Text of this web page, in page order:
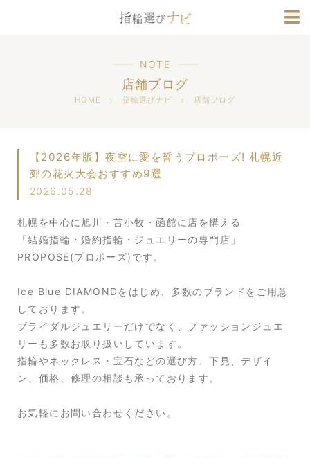
ブランド情報
NOTE
店舗ブログ
HOME 指輪選びナビ 店舗ブログ
【2026年版】夜空に愛を誓うプロポーズ! 札幌近
郊の花火大会おすすめ9選
2026.05.28
札幌を中心に旭川・苫小牧・函館に店を構える
「結婚指輪・婚約指輪・ジュエリーの専門店」
PROPOSE(プロポーズ)です。
Ice Blue DIAMONDをはじめ、多数のブランドをご用意
しております。
ブライダルジュエリーだけでなく、ファッションジュエ
リーも多数お取り扱いしています。
指輪やネックレス・宝石などの選び方、下見、デザイ
ン、価格、修理の相談も承っております。
お気軽にお問い合わせください。